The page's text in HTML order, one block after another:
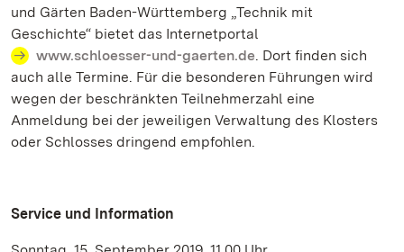
und Gärten Baden-Württemberg „Technik mit
Geschichte“ bietet das Internetportal
www.schloesser-und-gaerten.de. Dort finden sich
auch alle Termine. Für die besonderen Führungen wird
wegen der beschränkten Teilnehmerzahl eine
Anmeldung bei der jeweiligen Verwaltung des Klosters
oder Schlosses dringend empfohlen.
Service und Information